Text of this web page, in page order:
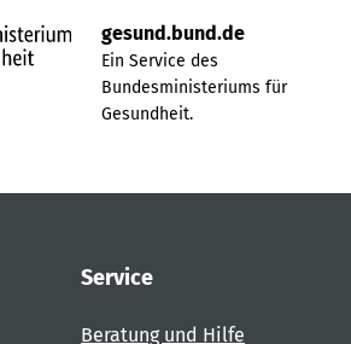
gesund.bund.de
Ein Service des
Bundesministeriums für
Gesundheit.
Service
Beratung und Hilfe